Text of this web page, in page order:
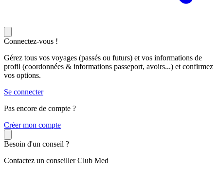
Connectez-vous !
Gérez tous vos voyages (passés ou futurs) et vos informations de
profil (coordonnées & informations passeport, avoirs...) et confirmez
vos options.
Se connecter
Pas encore de compte ?
Créer mon compte
Besoin d'un conseil ?
Contactez un conseiller Club Med